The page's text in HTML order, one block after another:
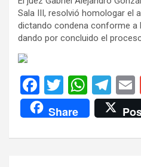
Sala III, resolvió homologar el
dictando condena conforme a
dando por concluido el
F
a
ce
b
T
wi
tt
er
W
h
at
s
T
el
e
gr
Share